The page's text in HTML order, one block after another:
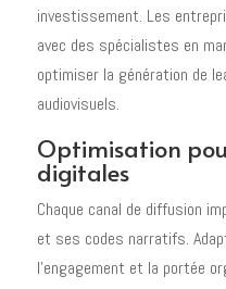
investissement. Les
avec des spécialistes en
optimiser la génération de
audiovisuels.
Optimisation
digitales
Chaque canal de diffusion
et ses codes narratifs.
l'engagement et la portée